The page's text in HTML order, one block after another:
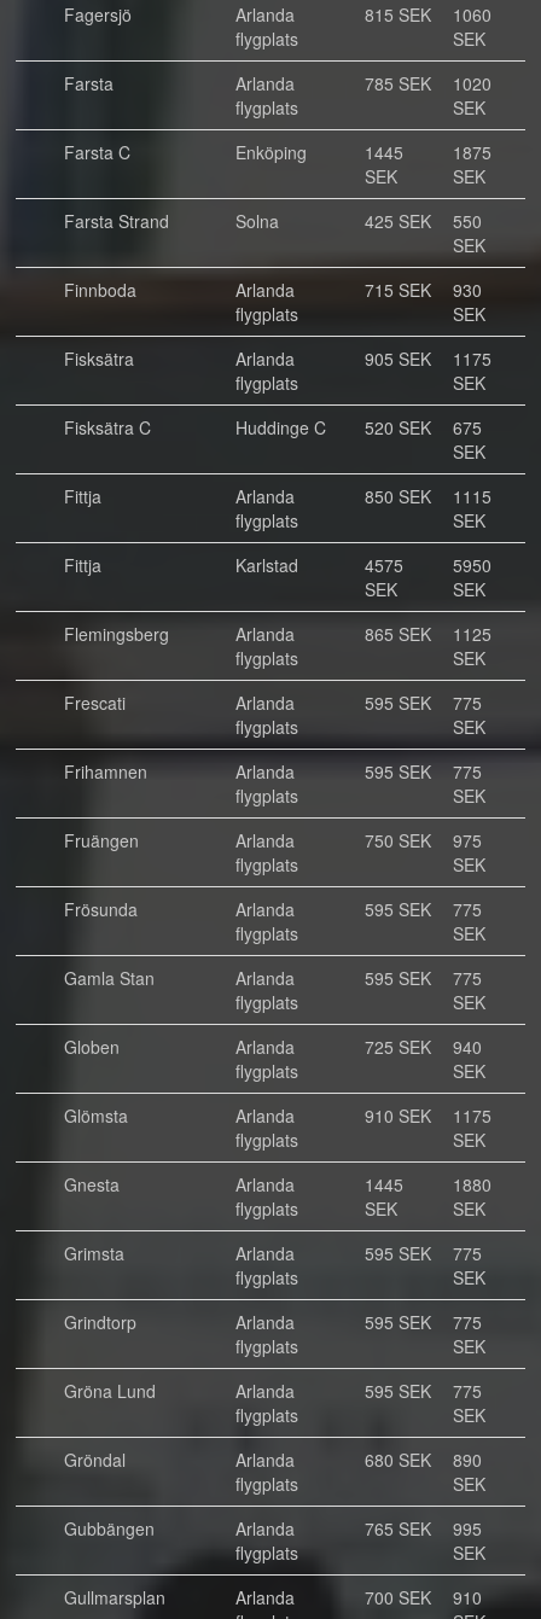
Fagersjö
Arlanda
flygplats
815 SEK
1060
SEK
Farsta
Arlanda
flygplats
785 SEK
1020
SEK
Farsta C
Enköping
1445
SEK
1875
SEK
Farsta Strand
Solna 425 SEK
550
SEK
Finnboda
Arlanda
flygplats
715 SEK
930
SEK
Fisksätra
Arlanda
flygplats
905 SEK
1175
SEK
Fisksätra C
Huddinge C 520 SEK
675
SEK
Fittja
Arlanda
flygplats
850 SEK
1115
SEK
Fittja
Karlstad
4575
SEK
5950
SEK
Flemingsberg
Arlanda
flygplats
865 SEK
1125
SEK
Frescati
Arlanda
flygplats
595 SEK
775
SEK
Frihamnen
Arlanda
flygplats
595 SEK
775
SEK
Fruängen
Arlanda
flygplats
750 SEK
975
SEK
Frösunda
Arlanda
flygplats
595 SEK
775
SEK
Gamla Stan
Arlanda
flygplats
595 SEK
775
SEK
Globen
Arlanda
flygplats
725 SEK
940
SEK
Glömsta
Arlanda
flygplats
910 SEK
1175
SEK
Gnesta
Arlanda
flygplats
1445
SEK
1880
SEK
Grimsta
Arlanda
flygplats
595 SEK
775
SEK
Grindtorp
Arlanda
flygplats
595 SEK
775
SEK
Gröna Lund
Arlanda
flygplats
595 SEK
775
SEK
Gröndal
Arlanda
flygplats
680 SEK
890
SEK
Gubbängen
Arlanda
flygplats
765 SEK
995
SEK
Gullmarsplan
Arlanda
700 SEK
910